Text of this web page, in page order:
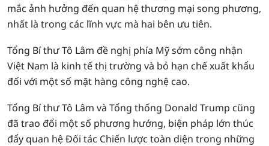
mắc ảnh hưởng đến quan hệ thương mại song phương,
nhất là trong các lĩnh vực mà hai bên ưu tiên.
Tổng Bí thư Tô Lâm đề nghị phía Mỹ sớm công nhận
Việt Nam là kinh tế thị trường và bỏ hạn chế xuất khẩu
đối với một số mặt hàng công nghệ cao.
Tổng Bí thư Tô Lâm và Tổng thống Donald Trump cũng
đã trao đổi một số phương hướng, biện pháp lớn thúc
đẩy quan hệ Đối tác Chiến lược toàn diện trong những